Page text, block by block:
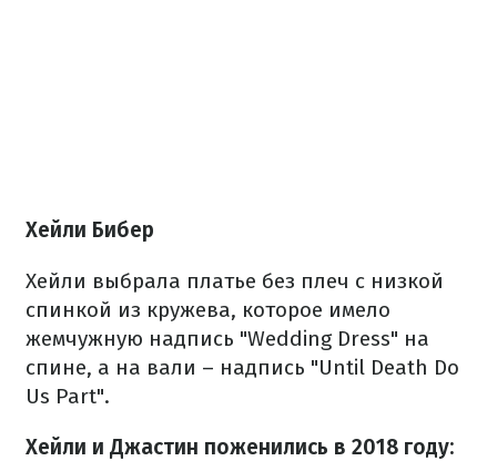
Хейли Бибер
Хейли выбрала платье без плеч с низкой
спинкой из кружева, которое имело
жемчужную надпись "Wedding Dress" на
спине, а на вали – надпись "Until Death Do
Us Part".
Хейли и Джастин поженились в 2018 году: